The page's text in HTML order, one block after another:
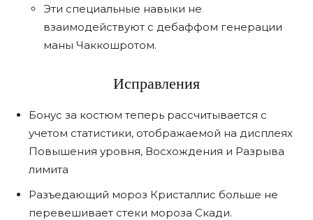
Эти специальные навыки не
взаимодействуют с дебаффом генерации
маны Чаккошротом.
Исправления
Бонус за костюм теперь рассчитывается с
учетом статистики, отображаемой на дисплеях
Повышения уровня, Восхождения и Разрыва
лимита
Разъедающий мороз Кристаллис больше не
перевешивает стеки мороза Скади.